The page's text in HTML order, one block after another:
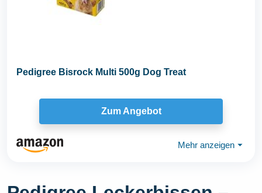
Pedigree Bisrock Multi 500g Dog Treat
Zum Angebot
Mehr anzeigen ⏷